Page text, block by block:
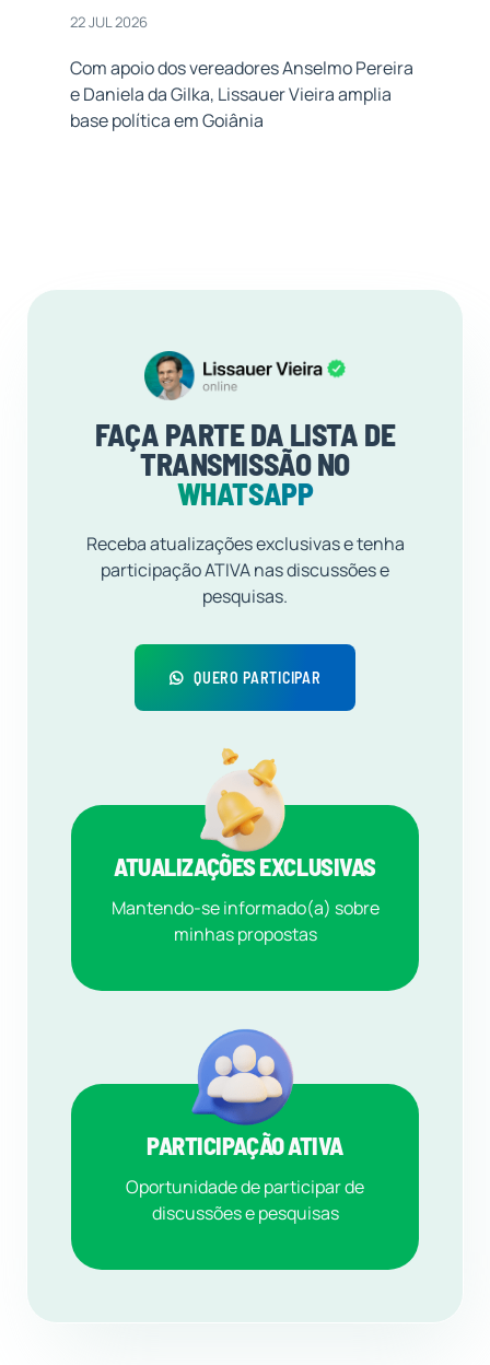
22 JUL 2026
Com apoio dos vereadores Anselmo Pereira
e Daniela da Gilka, Lissauer Vieira amplia
base política em Goiânia
FAÇA PARTE DA LISTA DE
TRANSMISSÃO NO
WHATSAPP
Receba atualizações exclusivas e tenha
participação ATIVA nas discussões e
pesquisas.
QUERO PARTICIPAR
ATUALIZAÇÕES EXCLUSIVAS
Mantendo-se informado(a) sobre
minhas propostas
PARTICIPAÇÃO ATIVA
Oportunidade de participar de
discussões e pesquisas